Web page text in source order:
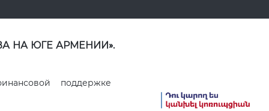
НА ЮГЕ АРМЕНИИ».
поддержке